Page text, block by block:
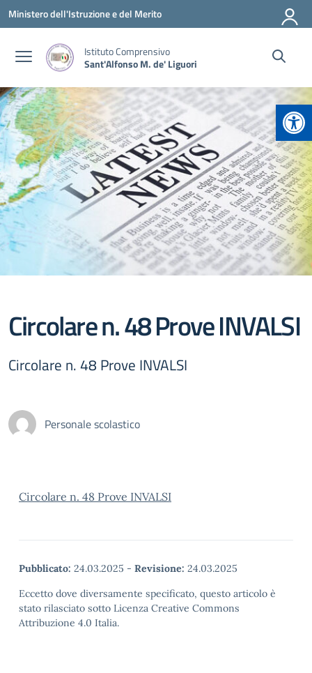
Vai ai contenuti
Vai al menu di navigazione
Vai al footer
Ministero dell'Istruzione e del Merito
Istituto Comprensivo
Sant'Alfonso M. de' Liguori
Circolare n. 48 Prove INVALSI
Circolare n. 48 Prove INVALSI
Personale scolastico
Circolare n. 48 Prove INVALSI
Pubblicato: 24.03.2025 - Revisione: 24.03.2025
Eccetto dove diversamente specificato, questo articolo è
stato rilasciato sotto Licenza Creative Commons
Attribuzione 4.0 Italia.